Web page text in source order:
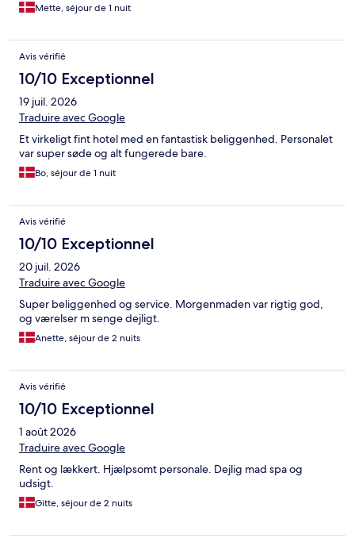
Mette, séjour de 1 nuit
Avis vérifié
10/10 Exceptionnel
19 juil. 2026
Traduire avec Google
Et virkeligt fint hotel med en fantastisk beliggenhed. Personalet
var super søde og alt fungerede bare.
Bo, séjour de 1 nuit
Avis vérifié
10/10 Exceptionnel
20 juil. 2026
Traduire avec Google
Super beliggenhed og service. Morgenmaden var rigtig god,
og værelser m senge dejligt.
Anette, séjour de 2 nuits
Avis vérifié
10/10 Exceptionnel
1 août 2026
Traduire avec Google
Rent og lækkert. Hjælpsomt personale. Dejlig mad spa og
udsigt.
Gitte, séjour de 2 nuits